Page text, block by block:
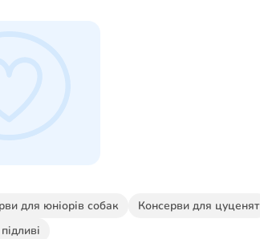
для юніорів собак Консерви для цуценят